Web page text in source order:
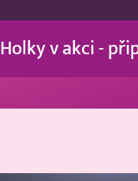
Holky v akci -